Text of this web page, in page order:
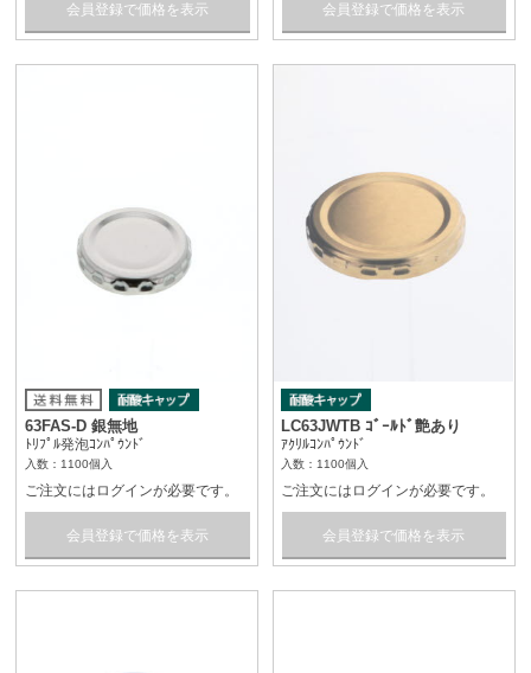
会員登録で価格を表示 会員登録で価格を表示
63FAS-D 銀無地
ﾄﾘﾌﾟﾙ発泡ｺﾝﾊﾟｳﾝﾄﾞ
入数：1100個入
ご注文にはログインが必要です。
会員登録で価格を表示
LC63JWTB ｺﾞｰﾙﾄﾞ艶あり
ｱｸﾘﾙｺﾝﾊﾟｳﾝﾄﾞ
入数：1100個入
ご注文にはログインが必要です。
会員登録で価格を表示